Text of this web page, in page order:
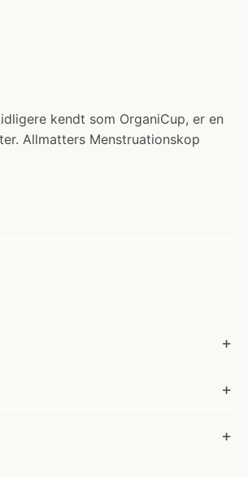
kendt som OrganiCup, er en
Allmatters Menstruationskop